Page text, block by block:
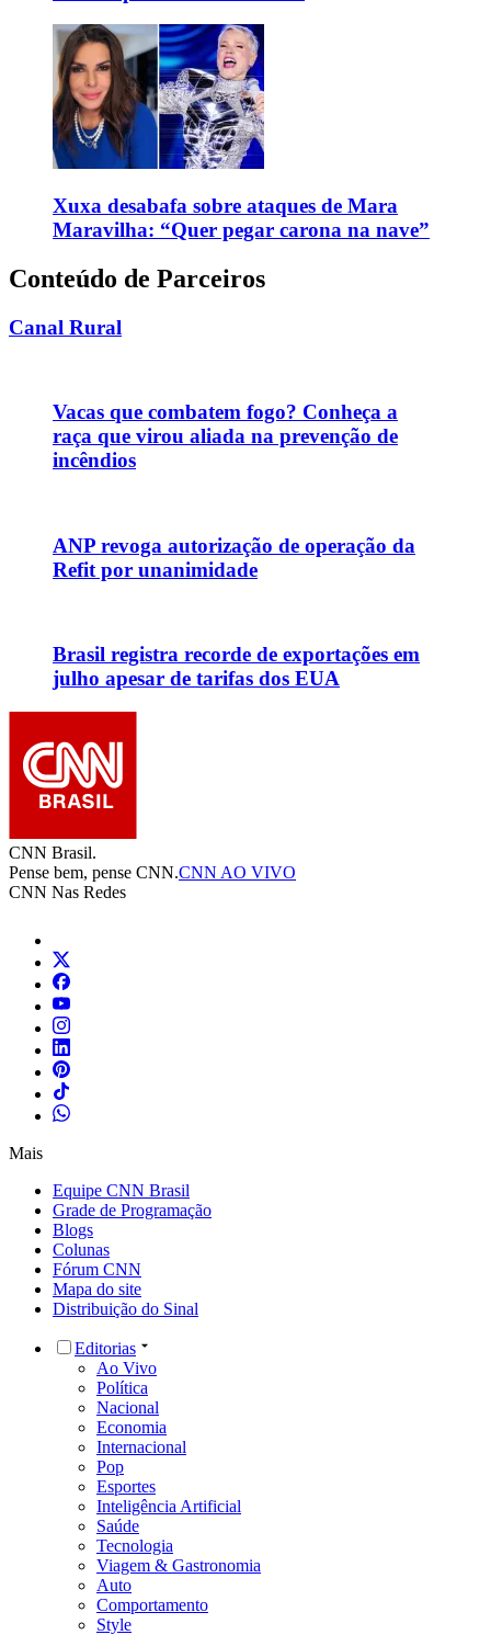
Xuxa desabafa sobre ataques de Mara
Maravilha: “Quer pegar carona na nave”
Conteúdo de Parceiros
Canal Rural
Vacas que combatem fogo? Conheça a
raça que virou aliada na prevenção de
incêndios
ANP revoga autorização de operação da
Refit por unanimidade
Brasil registra recorde de exportações em
julho apesar de tarifas dos EUA
CNN Brasil.
Pense bem, pense CNN.CNN AO VIVO
CNN Nas Redes
Mais
Equipe CNN Brasil
Grade de Programação
Blogs
Colunas
Fórum CNN
Mapa do site
Distribuição do Sinal
Editorias
Ao Vivo
Política
Nacional
Economia
Internacional
Pop
Esportes
Inteligência Artificial
Saúde
Tecnologia
Viagem & Gastronomia
Auto
Comportamento
Style